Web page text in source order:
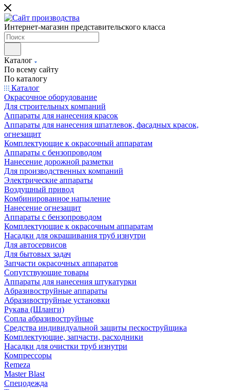
Интернет-магазин представительского класса
Каталог
По всему сайту
По каталогу
Каталог
Окрасочное оборудование
Для строительных компаний
Аппараты для нанесения красок
Аппараты для нанесения шпатлевок, фасадных красок,
огнезащит
Комплектующие к окрасочный аппаратам
Аппараты с бензопроводом
Нанесение дорожной разметки
Для производственных компаний
Электрические аппараты
Воздушный привод
Комбинированное напыление
Нанесение огнезащит
Аппараты с бензопроводом
Комплектующие к окрасочным аппаратам
Насадки для окрашивания труб изнутри
Для автосервисов
Для бытовых задач
Запчасти окрасочных аппаратов
Сопутствующие товары
Аппараты для нанесения штукатурки
Aбразивоструйные аппараты
Абразивоструйные установки
Рукава (Шланги)
Сопла абразивоструйные
Средства индивидуальной защиты пескоструйщика
Комплектующие, запчасти, расходники
Насадки для очистки труб изнутри
Компрессоры
Remeza
Master Blast
Спецодежда